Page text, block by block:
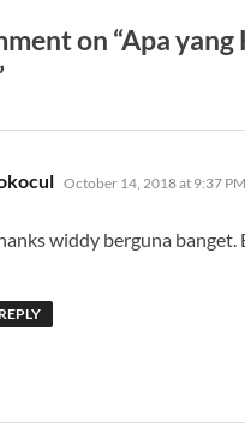
on “Apa
says:
October 14, 2018 at 9:37 PM
widdy berguna banget.
REPLY